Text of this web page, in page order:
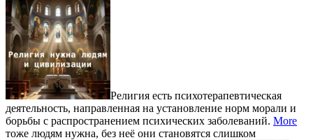
Религия есть психотерапевтическая
деятельность, направленная на установление норм морали и
борьбы с распространением психических заболеваний. More
тоже людям нужна, без неё они становятся слишком